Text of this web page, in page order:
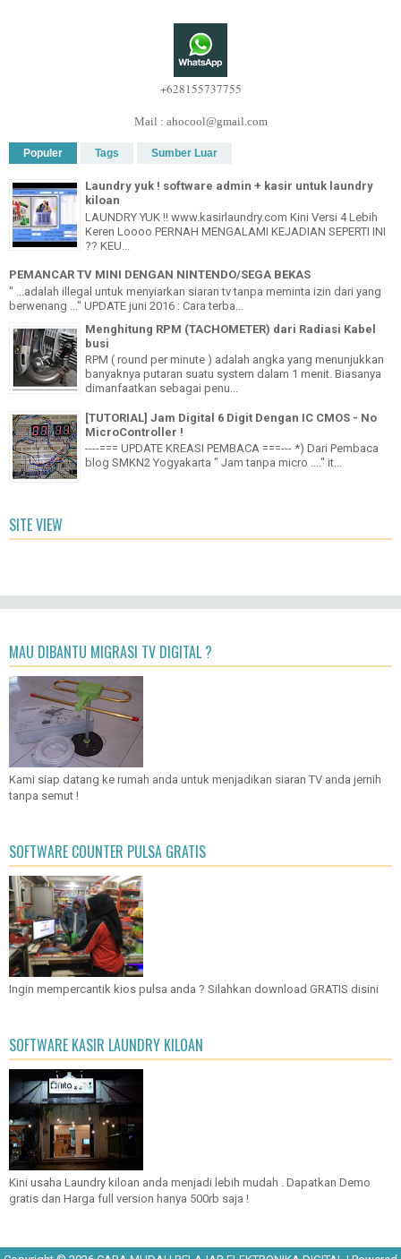
+628155737755
Mail : ahocool@gmail.com
Populer Tags Sumber Luar
Laundry yuk ! software admin + kasir untuk laundry
kiloan
LAUNDRY YUK !! www.kasirlaundry.com Kini Versi 4 Lebih
Keren Loooo PERNAH MENGALAMI KEJADIAN SEPERTI INI
?? KEU...
PEMANCAR TV MINI DENGAN NINTENDO/SEGA BEKAS
" ...adalah illegal untuk menyiarkan siaran tv tanpa meminta izin dari yang
berwenang ..." UPDATE juni 2016 : Cara terba...
Menghitung RPM (TACHOMETER) dari Radiasi Kabel
busi
RPM ( round per minute ) adalah angka yang menunjukkan
banyaknya putaran suatu system dalam 1 menit. Biasanya
dimanfaatkan sebagai penu...
[TUTORIAL] Jam Digital 6 Digit Dengan IC CMOS - No
MicroController !
----=== UPDATE KREASI PEMBACA ===--- *) Dari Pembaca
blog SMKN2 Yogyakarta " Jam tanpa micro ...." it...
SITE VIEW
MAU DIBANTU MIGRASI TV DIGITAL ?
Kami siap datang ke rumah anda untuk menjadikan siaran TV anda jernih
tanpa semut !
SOFTWARE COUNTER PULSA GRATIS
Ingin mempercantik kios pulsa anda ? Silahkan download GRATIS disini
SOFTWARE KASIR LAUNDRY KILOAN
Kini usaha Laundry kiloan anda menjadi lebih mudah . Dapatkan Demo
gratis dan Harga full version hanya 500rb saja !